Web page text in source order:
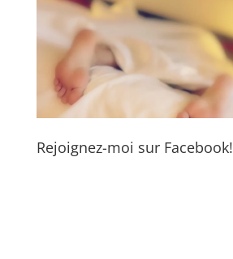
Rejoignez-moi sur Facebook!